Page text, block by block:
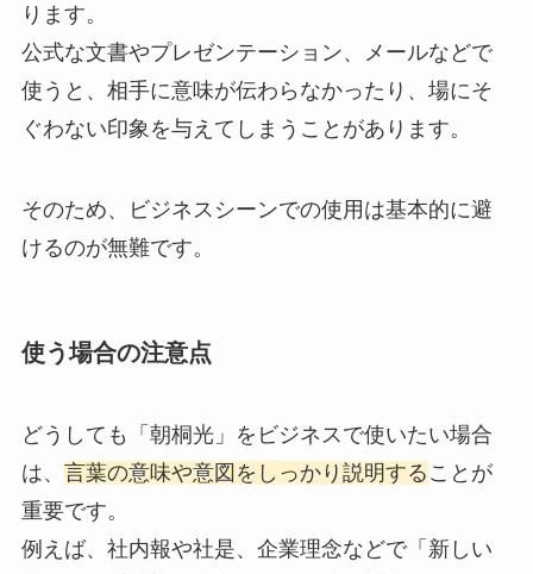
ります。
公式な文書やプレゼンテーション、メールなどで
使うと、相手に意味が伝わらなかったり、場にそ
ぐわない印象を与えてしまうことがあります。
そのため、ビジネスシーンでの使用は基本的に避
けるのが無難です。
使う場合の注意点
どうしても「朝桐光」をビジネスで使いたい場合
は、 言葉の意味や意図をしっかり説明する ことが
重要です。
例えば、社内報や社是、企業理念などで「新しい